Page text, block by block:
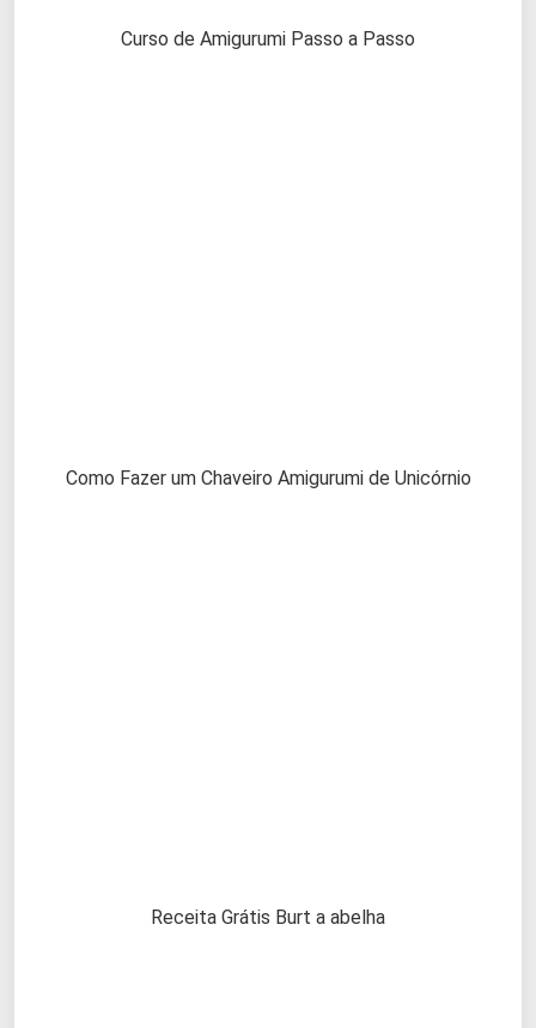
Curso de Amigurumi Passo a Passo
Como Fazer um Chaveiro Amigurumi de Unicórnio
Receita Grátis Burt a abelha